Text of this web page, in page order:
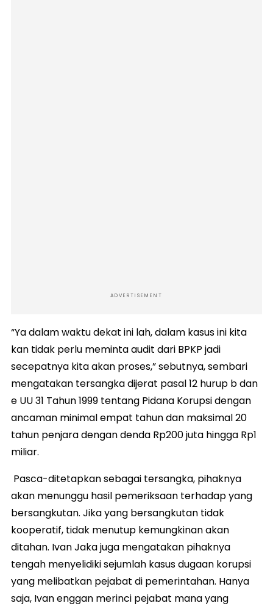
ADVERTISEMENT
“Ya dalam waktu dekat ini lah, dalam kasus ini kita
kan tidak perlu meminta audit dari BPKP jadi
secepatnya kita akan proses,” sebutnya, sembari
mengatakan tersangka dijerat pasal 12 hurup b dan
e UU 31 Tahun 1999 tentang Pidana Korupsi dengan
ancaman minimal empat tahun dan maksimal 20
tahun penjara dengan denda Rp200 juta hingga Rp1
miliar.
Pasca-ditetapkan sebagai tersangka, pihaknya
akan menunggu hasil pemeriksaan terhadap yang
bersangkutan. Jika yang bersangkutan tidak
kooperatif, tidak menutup kemungkinan akan
ditahan. Ivan Jaka juga mengatakan pihaknya
tengah menyelidiki sejumlah kasus dugaan korupsi
yang melibatkan pejabat di pemerintahan. Hanya
saja, Ivan enggan merinci pejabat mana yang